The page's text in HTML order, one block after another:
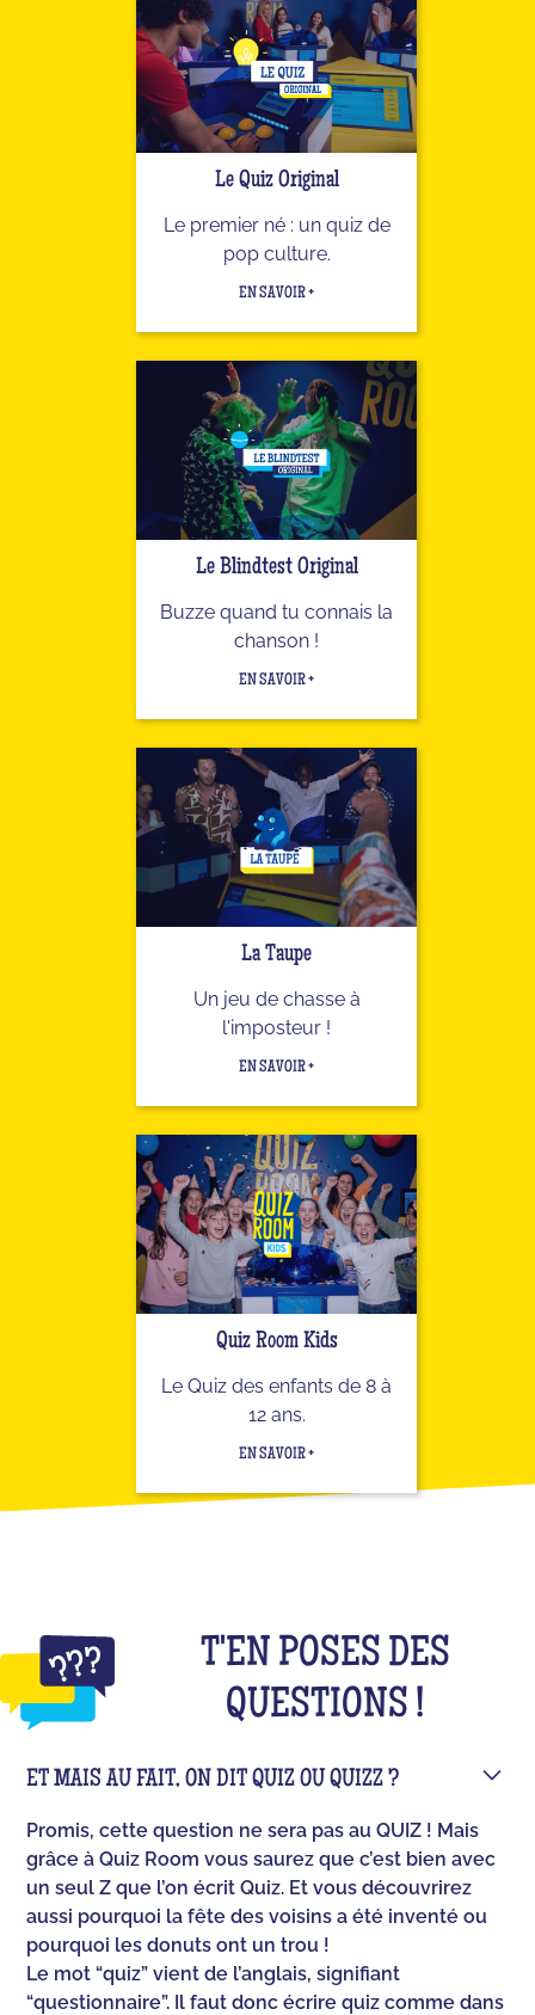
Le Quiz Original
Le premier né : un quiz de
pop culture.
EN SAVOIR +
Le Blindtest Original
Buzze quand tu connais la
chanson !
EN SAVOIR +
La Taupe
Un jeu de chasse à
l'imposteur !
EN SAVOIR +
Quiz Room Kids
Le Quiz des enfants de 8 à
12 ans.
EN SAVOIR +
T'EN POSES DES
QUESTIONS !
ET MAIS AU FAIT, ON DIT QUIZ OU QUIZZ ?
Promis, cette question ne sera pas au QUIZ ! Mais
grâce à Quiz Room vous saurez que c’est bien avec
un seul Z que l’on écrit Quiz. Et vous découvrirez
aussi pourquoi la fête des voisins a été inventé ou
pourquoi les donuts ont un trou !
Le mot “quiz” vient de l’anglais, signifiant
“questionnaire”. Il faut donc écrire quiz comme dans